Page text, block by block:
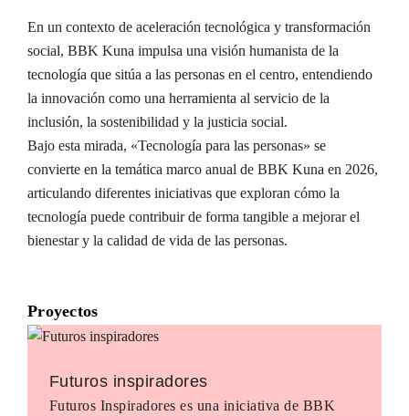
En un contexto de aceleración tecnológica y transformación
social, BBK Kuna impulsa una visión humanista de la
tecnología que sitúa a las personas en el centro, entendiendo
la innovación como una herramienta al servicio de la
inclusión, la sostenibilidad y la justicia social.
Bajo esta mirada, «Tecnología para las personas» se
convierte en la temática marco anual de BBK Kuna en 2026,
articulando diferentes iniciativas que exploran cómo la
tecnología puede contribuir de forma tangible a mejorar el
bienestar y la calidad de vida de las personas.
Proyectos
Futuros inspiradores
Futuros Inspiradores es una iniciativa de BBK